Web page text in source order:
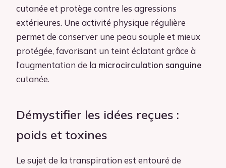
cutanée et protège contre les agressions
extérieures. Une activité physique régulière
permet de conserver une peau souple et mieux
protégée, favorisant un teint éclatant grâce à
l’augmentation de la microcirculation sanguine
cutanée.
Démystifier les idées reçues :
poids et toxines
Le sujet de la transpiration est entouré de